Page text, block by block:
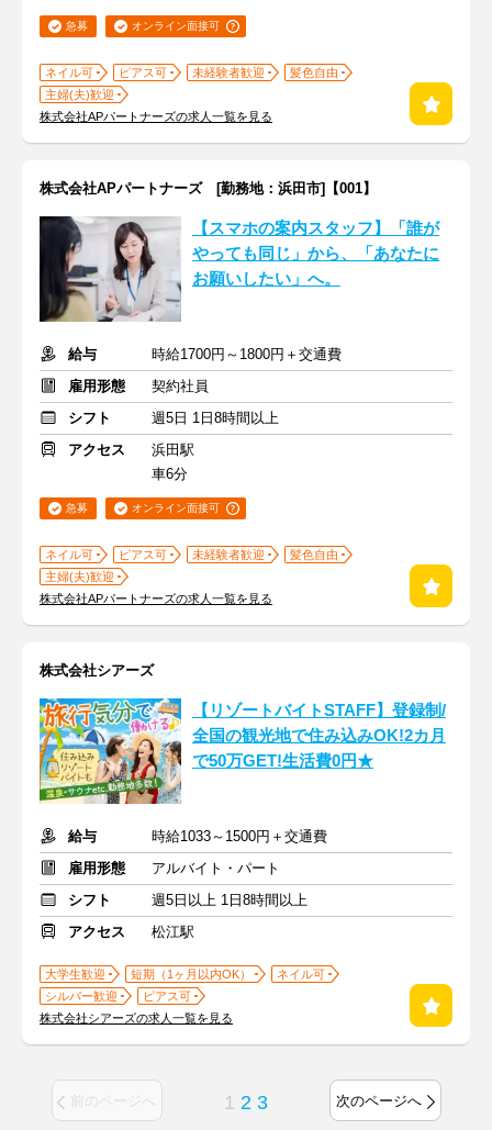
急募 オンライン面接可
ネイル可 ピアス可 未経験者歓迎
髪色自由
主婦(夫)歓迎
株式会社APパートナーズの求人一覧を見る
株式会社APパートナーズ [勤務地：浜田市]【001】
【スマホの案内スタッフ】「誰が
やっても同じ」から、「あなたに
お願いしたい」へ。
給与
時給1700円～1800円＋交通費
雇用形態
契約社員
シフト
週5日 1日8時間以上
アクセス
浜田駅
車6分
急募 オンライン面接可
ネイル可 ピアス可 未経験者歓迎
髪色自由
主婦(夫)歓迎
株式会社APパートナーズの求人一覧を見る
株式会社シアーズ
【リゾートバイトSTAFF】登録制/
全国の観光地で住み込みOK!2カ月
で50万GET!生活費0円★
給与
時給1033～1500円＋交通費
雇用形態
アルバイト・パート
シフト
週5日以上 1日8時間以上
アクセス
松江駅
大学生歓迎 短期（1ヶ月以内OK）
ネイル可
シルバー歓迎
ピアス可
株式会社シアーズの求人一覧を見る
前のページへ 1 2 3 次のページへ